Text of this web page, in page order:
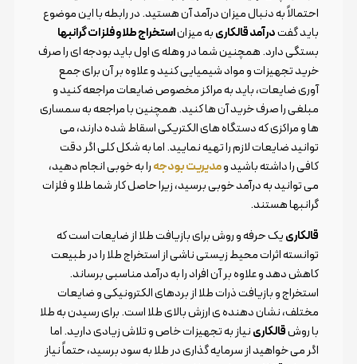
احتمالاً به دنبال میزان درآمد آن هستید. در رابطه با این موضوع
باید گفتدرآمد قالکاریبه میزاناستخراج طلا و فلزات گرانبها
بستگی دارد. همچنین شما در وهله ی اول باید بودجه ای را صرف
خرید تجهیزات و مواد شیمیایی کنید و علاوه بر آن برای جمع
آوری ضایعات، باید به مراکز مخصوص ضایعات مراجعه کنید و
مبلغی را صرف خرید آن ها کنید. همچنین با مراجعه به سمساری
ها و مراکزی که دستگاه های الکتریکی اسقاط شده دارند، می
توانید ضایعات لازم را تهیه نمایید. اما به شکل کلی اگر دقت
کافی را داشته باشید ومدیریت بودجهرا به خوبی انجام دهید،
می توانید به درآمد خوبی برسید، زیرا حاصل کار شما طلا و فلزات
گرانبها هستند.
قالکارییک حرفه و روش برای بازیافت طلا از ضایعات است که
توانسته اثرات محیط زیستی ناشی از استخراج طلا را در طبیعت
کاهش دهد و علاوه بر آن افراد را به درآمد مناسبی برساند.
استخراج و بازیافت ذرات طلا از بردهای الکترونیکی و ضایعات
مختلف، نشان دهنده ی ارزش بالای طلا است. برای رسیدن به طلا
با روشقالکارینیاز به تجهیزات خاص و تلاش زیادی دارید. اما
اگر می خواهید از سرمایه گذاری در طلا به سود برسید، حتماً نیاز